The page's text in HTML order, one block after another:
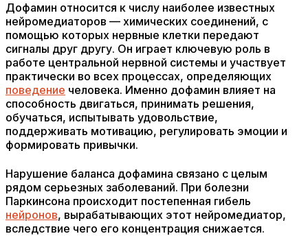
Дофамин относится к числу наиболее известных
нейромедиаторов — химических соединений, с
помощью которых нервные клетки передают
сигналы друг другу. Он играет ключевую роль в
работе центральной нервной системы и участвует
практически во всех процессах, определяющих
поведение человека. Именно дофамин влияет на
способность двигаться, принимать решения,
обучаться, испытывать удовольствие,
поддерживать мотивацию, регулировать эмоции и
формировать привычки.
Нарушение баланса дофамина связано с целым
рядом серьезных заболеваний. При болезни
Паркинсона происходит постепенная гибель
нейронов, вырабатывающих этот нейромедиатор,
вследствие чего его концентрация снижается.